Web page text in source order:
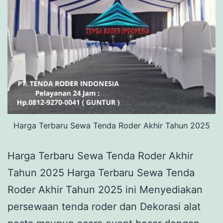
Harga Terbaru Sewa Tenda Roder Akhir Tahun 2025
Harga Terbaru Sewa Tenda Roder Akhir
Tahun 2025 Harga Terbaru Sewa Tenda
Roder Akhir Tahun 2025 ini Menyediakan
persewaan tenda roder dan Dekorasi alat